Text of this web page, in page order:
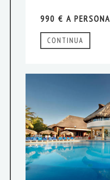
990 € A PERSONA
CONTINUA